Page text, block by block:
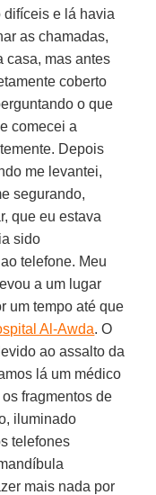
difíceis e lá havia
as chamadas,
casa, mas antes
coberto
o que
comecei a
Depois
me levantei,
segurando,
que eu estava
sido
telefone. Meu
a um lugar
um tempo até que
Al-Awda. O
ao assalto da
lá um médico
fragmentos de
iluminado
telefones
mais nada por